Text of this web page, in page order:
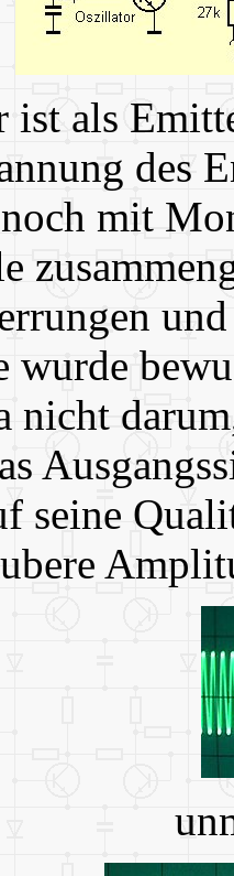
ist als
des
mit
wurde
nicht
seine